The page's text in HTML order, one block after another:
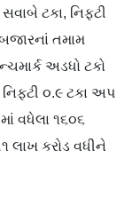
ટકા, નિફ્ટી
તમામ
અડધો ટકો
૦.૯ ટકા અપ
વધેલા ૧૬૦૬
લાખ કરોડ વધીને